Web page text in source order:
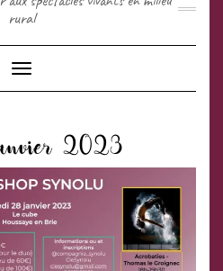
rural
Toggle Navigation
2023